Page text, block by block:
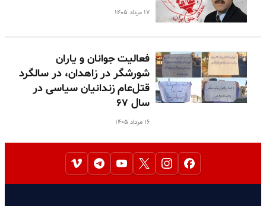
۱۷ مرداد ۱۴۰۵
فعالیت جوانان و یاران
شورشگر در زاهدان، در سالگرد
قتل‌عام زندانیان سیاسی در
سال ۶۷
۱۶ مرداد ۱۴۰۵